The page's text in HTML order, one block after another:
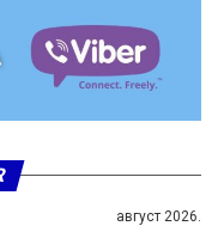
август 2026.